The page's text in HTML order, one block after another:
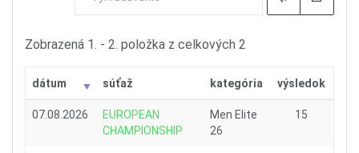
Zobrazená 1. - 2. položka z celkových 2
dátum súťaž kategória výsledok
07.08.2026
EUROPEAN
CHAMPIONSHIP
Men Elite
26
15